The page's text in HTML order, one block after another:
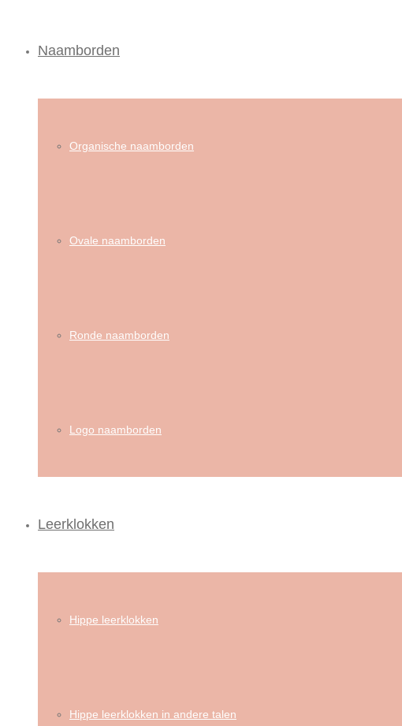
Naamborden
Organische naamborden
Ovale naamborden
Ronde naamborden
Logo naamborden
Leerklokken
Hippe leerklokken
Hippe leerklokken in andere talen